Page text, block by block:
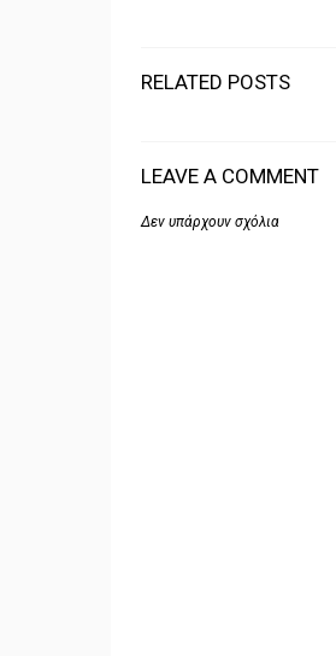
RELATED POSTS
LEAVE A COMMENT
Δεν υπάρχουν σχόλια